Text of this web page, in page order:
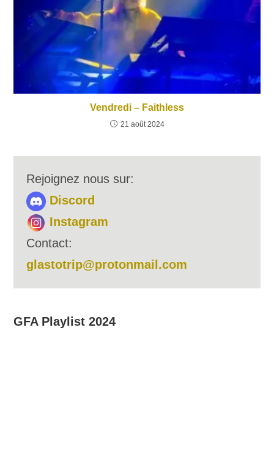
Vendredi – Faithless
21 août 2024
Rejoignez nous sur:
Discord
Instagram
Contact:
glastotrip@protonmail.com
GFA Playlist 2024